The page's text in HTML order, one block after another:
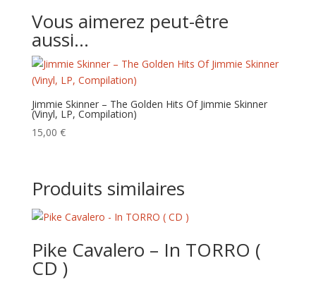
Vous aimerez peut-être
aussi…
Jimmie Skinner – The Golden Hits Of Jimmie Skinner
(Vinyl, LP, Compilation)
15,00 €
Produits similaires
Pike Cavalero – In TORRO (
CD )